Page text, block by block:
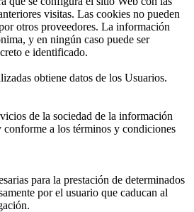
visitas. Las cookies no pueden
otros proveedores. La información
y en ningún caso puede ser
e identificado.
obtiene datos de los Usuarios.
de la sociedad de la información
a los términos y condiciones
para la prestación de determinados
por el usuario que caducan al